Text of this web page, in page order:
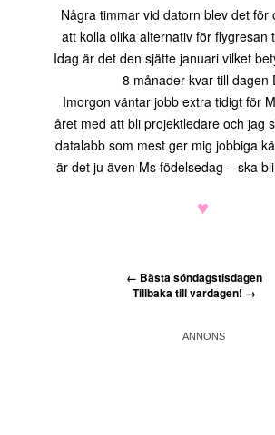
Några timmar vid datorn blev det för
att kolla olika alternativ för flygresan
Idag är det den sjätte januari vilket
8 månader kvar till dagen
Imorgon väntar jobb extra tidigt för
året med att bli projektledare och jag
datalabb som mest ger mig jobbiga
är det ju även Ms födelsedag – ska
♥
← Bästa söndagstisdagen
Tillbaka till vardagen! →